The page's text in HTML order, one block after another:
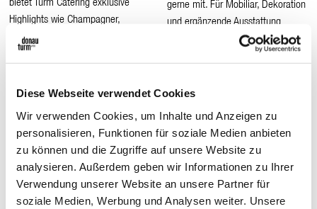
Diese Webseite verwendet Cookies
Wir verwenden Cookies, um Inhalte und Anzeigen zu
personalisieren, Funktionen für soziale Medien anbieten
zu können und die Zugriffe auf unsere Website zu
analysieren. Außerdem geben wir Informationen zu Ihrer
Verwendung unserer Website an unsere Partner für
soziale Medien, Werbung und Analysen weiter. Unsere
bietet Turm Catering exklusive
Highlights wie Champagner,
Austern, Private Dining und
gerne mit. Für Mobiliar, Dekoration
und ergänzende Ausstattung
arbeitet das Team mit